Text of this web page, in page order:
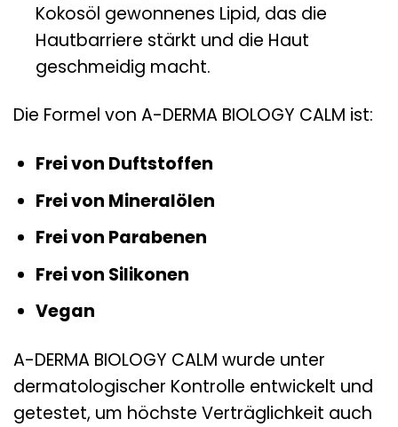
Kokosöl gewonnenes Lipid, das die
Hautbarriere stärkt und die Haut
geschmeidig macht.
Die Formel von A-DERMA BIOLOGY CALM ist:
Frei von Duftstoffen
Frei von Mineralölen
Frei von Parabenen
Frei von Silikonen
Vegan
A-DERMA BIOLOGY CALM wurde unter
dermatologischer Kontrolle entwickelt und
getestet, um höchste Verträglichkeit auch